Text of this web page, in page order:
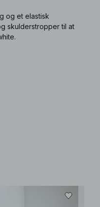
og et elastisk
skulderstropper til at